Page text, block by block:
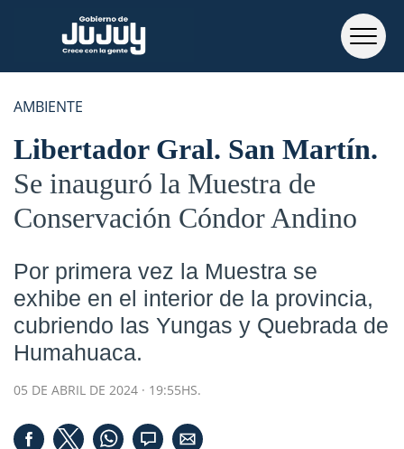
AMBIENTE
Libertador Gral. San Martín
Se inauguró la Muestra de
Conservación Cóndor Andino
Por primera vez la Muestra se
exhibe en el interior de la provincia,
cubriendo las Yungas y Quebrada de
Humahuaca.
05 DE ABRIL DE 2024 · 19:55HS.